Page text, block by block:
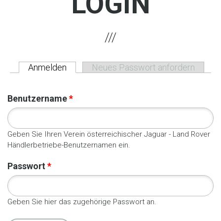
Anmelden (aktiver Reiter)
Neues Passwort anfordern
Benutzername*
Geben Sie Ihren Verein österreichischer Jaguar - Land Rover
Händlerbetriebe-Benutzernamen ein.
Passwort *
Geben Sie hier das zugehörige Passwort an.